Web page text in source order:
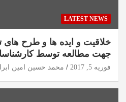
LATEST NEWS
خلاقیت و ایده ها و طرح های
جهت مطالعه توسط
فوریه 5, 2017 محمد حسین امین